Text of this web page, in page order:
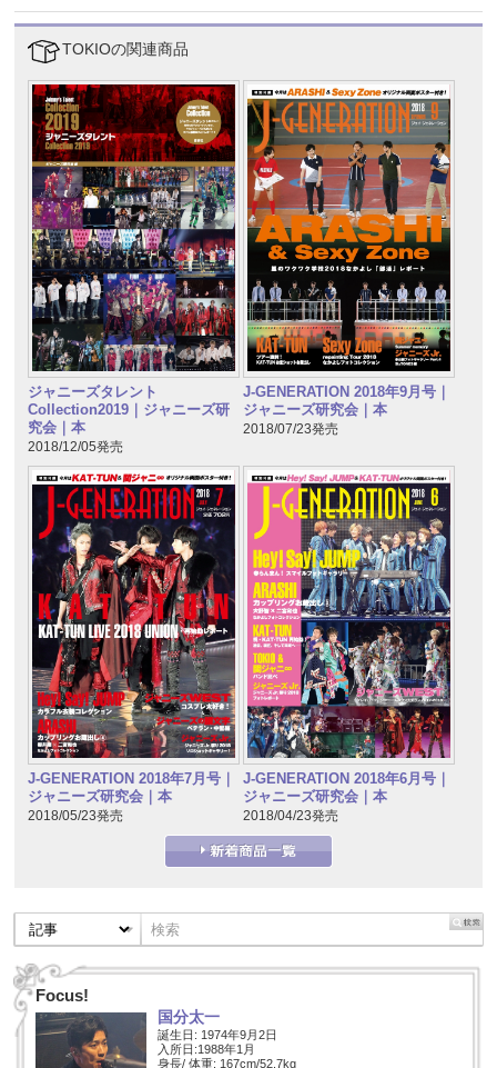
TOKIOの関連商品
ジャニーズタレント
Collection2019｜ジャニーズ研
究会｜本
2018/12/05発売
J-GENERATION 2018年9月号｜
ジャニーズ研究会｜本
2018/07/23発売
J-GENERATION 2018年7月号｜
ジャニーズ研究会｜本
2018/05/23発売
J-GENERATION 2018年6月号｜
ジャニーズ研究会｜本
2018/04/23発売
Focus!
国分太一
誕生日: 1974年9月2日
入所日:1988年1月
身長/ 体重: 167cm/52.7kg